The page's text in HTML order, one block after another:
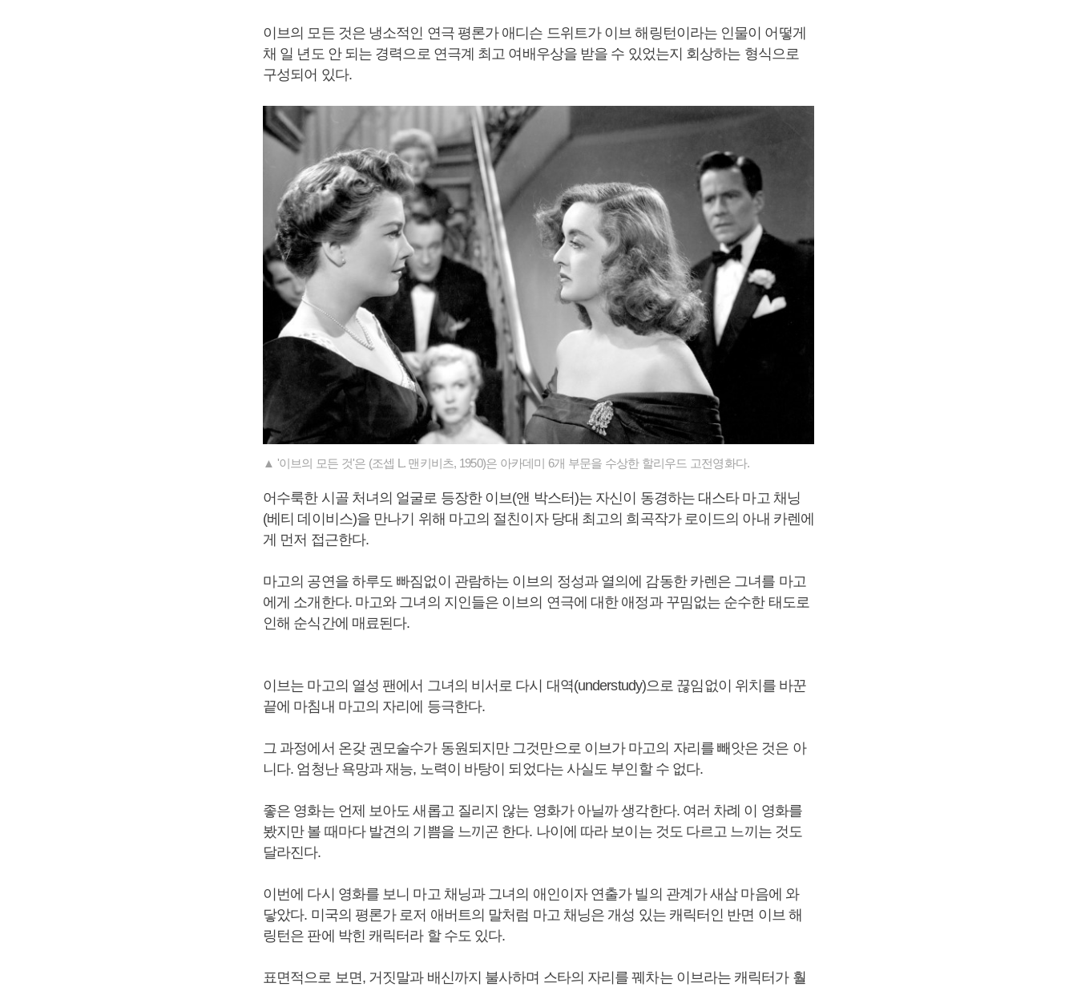
이브의 모든 것은 냉소적인 연극 평론가 애디슨 드위트가 이브 해링턴이라는 인물이 어떻게
채 일 년도 안 되는 경력으로 연극계 최고 여배우상을 받을 수 있었는지 회상하는 형식으로
구성되어 있다.
▲ '이브의 모든 것'은 (조셉 L. 맨키비츠, 1950)은 아카데미 6개 부문을 수상한 할리우드 고전영화다.
어수룩한 시골 처녀의 얼굴로 등장한 이브(앤 박스터)는 자신이 동경하는 대스타 마고 채닝
(베티 데이비스)을 만나기 위해 마고의 절친이자 당대 최고의 희곡작가 로이드의 아내 카렌에
게 먼저 접근한다.
마고의 공연을 하루도 빠짐없이 관람하는 이브의 정성과 열의에 감동한 카렌은 그녀를 마고
에게 소개한다. 마고와 그녀의 지인들은 이브의 연극에 대한 애정과 꾸밈없는 순수한 태도로
인해 순식간에 매료된다.
이브는 마고의 열성 팬에서 그녀의 비서로 다시 대역(understudy)으로 끊임없이 위치를 바꾼
끝에 마침내 마고의 자리에 등극한다.
그 과정에서 온갖 권모술수가 동원되지만 그것만으로 이브가 마고의 자리를 빼앗은 것은 아
니다. 엄청난 욕망과 재능, 노력이 바탕이 되었다는 사실도 부인할 수 없다.
좋은 영화는 언제 보아도 새롭고 질리지 않는 영화가 아닐까 생각한다. 여러 차례 이 영화를
봤지만 볼 때마다 발견의 기쁨을 느끼곤 한다. 나이에 따라 보이는 것도 다르고 느끼는 것도
달라진다.
이번에 다시 영화를 보니 마고 채닝과 그녀의 애인이자 연출가 빌의 관계가 새삼 마음에 와
닿았다. 미국의 평론가 로저 애버트의 말처럼 마고 채닝은 개성 있는 캐릭터인 반면 이브 해
링턴은 판에 박힌 캐릭터라 할 수도 있다.
표면적으로 보면, 거짓말과 배신까지 불사하며 스타의 자리를 꿰차는 이브라는 캐릭터가 훨